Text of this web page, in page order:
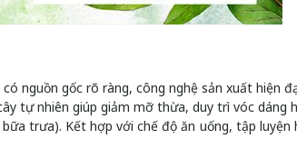
nguồn gốc rõ ràng, công nghệ sản xuất hiện
tự nhiên giúp giảm mỡ thừa, duy trì vóc dáng
trưa). Kết hợp với chế độ ăn uống, tập luyện